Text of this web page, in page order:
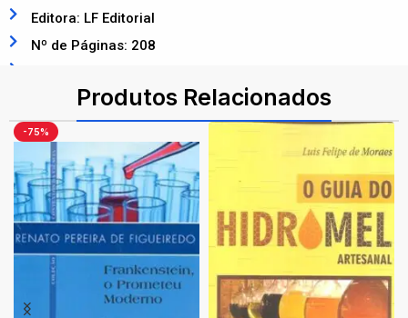
Editora: LF Editorial
Nº de Páginas: 208
Produtos Relacionados
-75%